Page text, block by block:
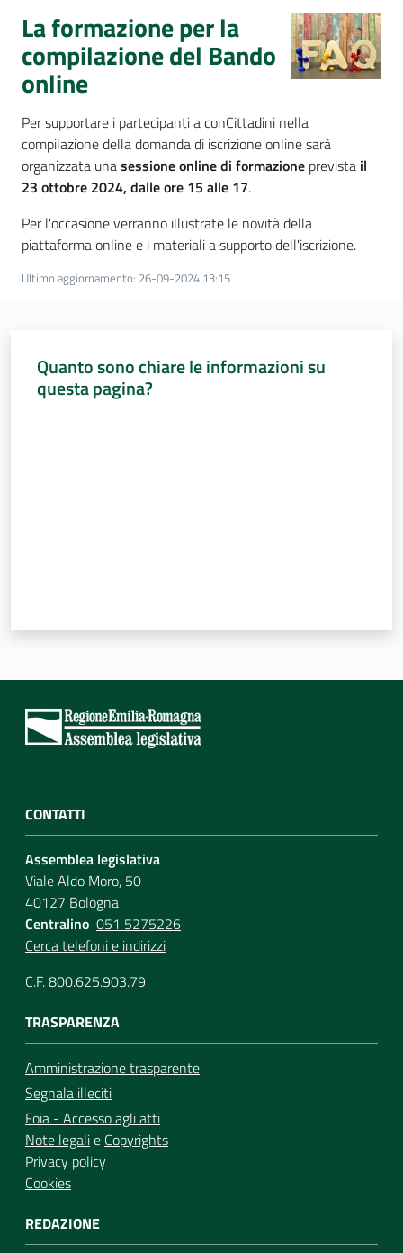
La formazione per la
compilazione del Bando
online
Per supportare i partecipanti a conCittadini nella
compilazione della domanda di iscrizione online sarà
organizzata unasessione online di formazione prevista il
23 ottobre 2024, dalle ore 15 alle 17.
Per l'occasione verranno illustrate le novità della
piattaforma online e i materiali a supporto dell'iscrizione.
Ultimo aggiornamento: 26-09-2024 13:15
Quanto sono chiare le informazioni su
questa pagina?
CONTATTI
Assemblea legislativa
Viale Aldo Moro, 50
40127 Bologna
Centralino 051 5275226
Cerca telefoni e indirizzi
C.F. 800.625.903.79
TRASPARENZA
Amministrazione trasparente
Segnala illeciti
Foia - Accesso agli atti
Note legalie Copyrights
Privacy policy
Cookies
REDAZIONE